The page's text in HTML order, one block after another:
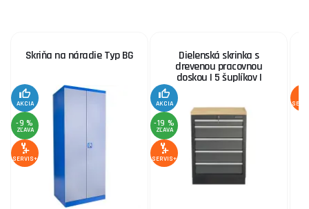
Skriňa na náradie Typ BG
AKCIA
-9 %
ZĽAVA
SERVIS+
Dielenská skrinka s
drevenou pracovnou
doskou | 5 šuplíkov |
Matabro SET-CA01060
AKCIA
-19 %
ZĽAVA
SERVIS+